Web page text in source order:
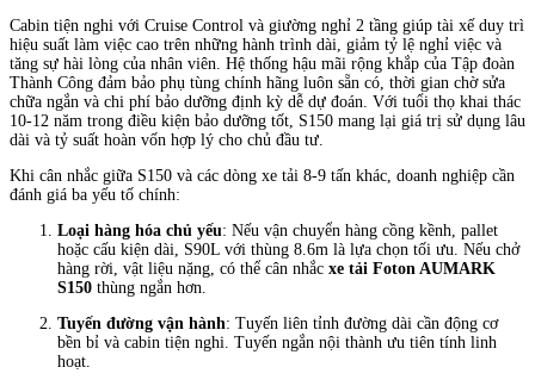
Cabin tiện nghi với Cruise Control và giường nghỉ 2 tầng giúp tài xế duy trì
hiệu suất làm việc cao trên những hành trình dài, giảm tỷ lệ nghỉ việc và
tăng sự hài lòng của nhân viên. Hệ thống hậu mãi rộng khắp của Tập đoàn
Thành Công đảm bảo phụ tùng chính hãng luôn sẵn có, thời gian chờ sửa
chữa ngắn và chi phí bảo dưỡng định kỳ dễ dự đoán. Với tuổi thọ khai thác
10-12 năm trong điều kiện bảo dưỡng tốt, S150 mang lại giá trị sử dụng lâu
dài và tỷ suất hoàn vốn hợp lý cho chủ đầu tư.
Khi cân nhắc giữa S150 và các dòng xe tải 8-9 tấn khác, doanh nghiệp cần
đánh giá ba yếu tố chính:
Loại hàng hóa chủ yếu: Nếu vận chuyển hàng cồng kềnh, pallet
hoặc cấu kiện dài, S90L với thùng 8.6m là lựa chọn tối ưu. Nếu chở
hàng rời, vật liệu nặng, có thể cân nhắc xe tải Foton AUMARK
S150 thùng ngắn hơn.
Tuyến đường vận hành: Tuyến liên tỉnh đường dài cần động cơ
bền bỉ và cabin tiện nghi. Tuyến ngắn nội thành ưu tiên tính linh
hoạt.